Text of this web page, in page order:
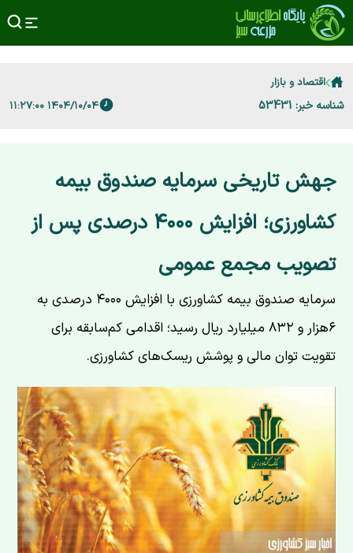
اقتصاد و بازار
شناسه خبر: 53431 ۱۴۰۴/۱۰/۰۴ ۱۱:۲۷:۰۰
جهش تاریخی سرمایه صندوق بیمه
کشاورزی؛ افزایش ۴۰۰۰ درصدی پس از
تصویب مجمع عمومی
سرمایه صندوق بیمه کشاورزی با افزایش ۴۰۰۰ درصدی به
۶هزار و ۸۳۲ میلیارد ریال رسید؛ اقدامی کم‌سابقه برای
تقویت توان مالی و پوشش ریسک‌های کشاورزی.